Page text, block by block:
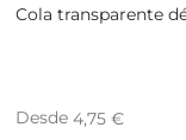
Cola transparente
Desde 4,75 €